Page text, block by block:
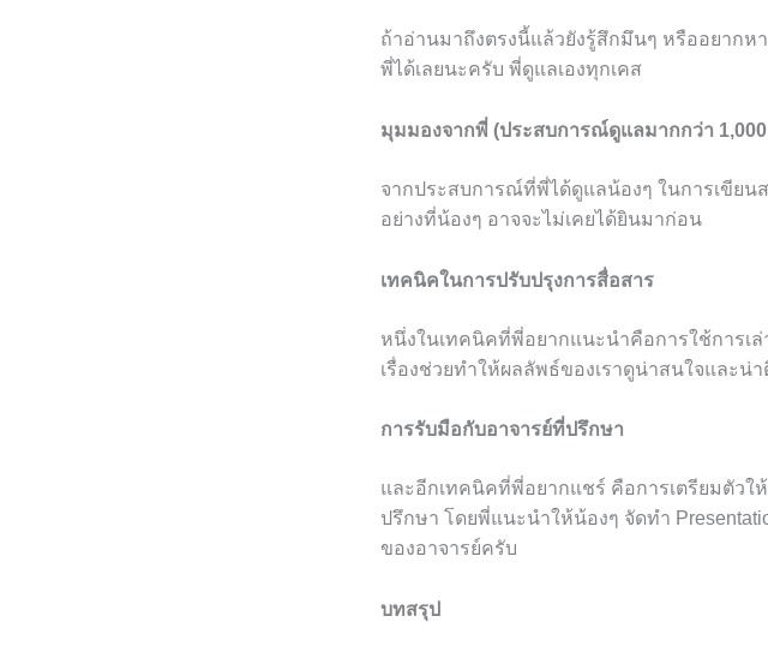
ถ้าอ่านมาถึงตรงนี้แล้วยังรู้สึกมึนๆ หรืออยากห
พี่ได้เลยนะครับ พี่ดูแลเองทุกเคส
มุมมองจากพี่ (ประสบการณ์ดูแลมากกว่า 1,000
จากประสบการณ์ที่พี่ได้ดูแลน้องๆ ในการเขียน
อย่างที่น้องๆ อาจจะไม่เคยได้ยินมาก่อน
เทคนิคในการปรับปรุงการสื่อสาร
หนึ่งในเทคนิคที่พี่อยากแนะนำคือการใช้การเล่
เรื่องช่วยทำให้ผลลัพธ์ของเราดูน่าสนใจและน่
การรับมือกับอาจารย์ที่ปรึกษา
และอีกเทคนิคที่พี่อยากแชร์ คือการเตรียมตัว
ปรึกษา โดยพี่แนะนำให้น้องๆ จัดทำ
ของอาจารย์ครับ
บทสรุป